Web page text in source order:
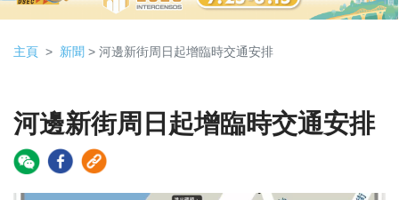
主頁 新聞 > 河邊新街周日起增臨時交通安排
河邊新街周日起增臨時交通安排